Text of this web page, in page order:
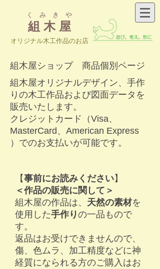
組 木 屋
く み き や
​オリジナル木工作品のお店
組木屋ショップ 商品個別ページ
組木屋オリジナルデザイン、手作
りの木工作品および図面データを
販売いたします。
クレジットカード（Visa、
MasterCard、American Express
）でのお支払いが可能です。
【事前にお読みください】
＜作品の販売に関して＞
​組木屋の作品は、 天然の素材を
使用した手作りの一品もので
す。
返品はお受けできませんので、
傷、色ムラ、加工精度などに神
経質になられる方のご購入はお